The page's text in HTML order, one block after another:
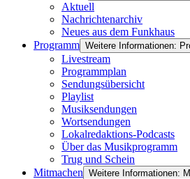
Aktuell
Nachrichtenarchiv
Neues aus dem Funkhaus
Programm Weitere Informationen:
Livestream
Programmplan
Sendungsübersicht
Playlist
Musiksendungen
Wortsendungen
Lokalredaktions-Podcasts
Über das Musikprogramm
Trug und Schein
Mitmachen Weitere Informationen: